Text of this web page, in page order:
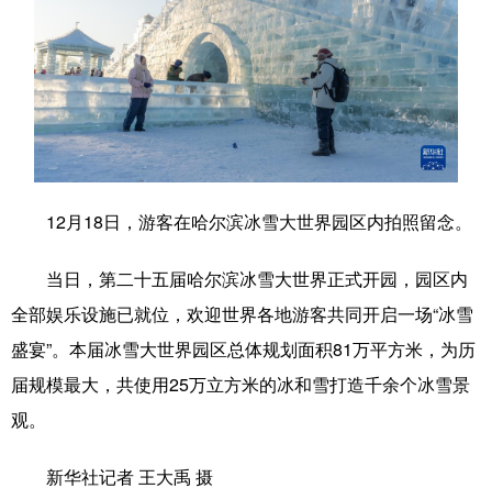
访谈 视频 图片 政务
法律 中央文件 金融 汽车
食品 人居 信息化 数字经济
学术中国 乡村振兴 银龄 溯源中国
文化产业
地方频道
北京 天津
12月18日，游客在哈尔滨冰雪大世界园区内拍照留念。
当日，第二十五届哈尔滨冰雪大世界正式开园，园区内
全部娱乐设施已就位，欢迎世界各地游客共同开启一场“冰雪
盛宴”。本届冰雪大世界园区总体规划面积81万平方米，为历
届规模最大，共使用25万立方米的冰和雪打造千余个冰雪景
观。
新华社记者 王大禹 摄